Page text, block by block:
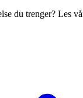
du trenger? Les